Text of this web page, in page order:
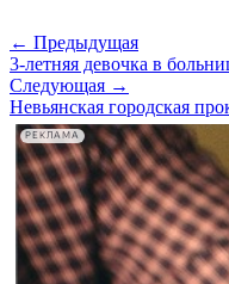
← Предыдущая
3-летняя девочка в
Следующая →
Невьянская городская
РЕКЛАМА